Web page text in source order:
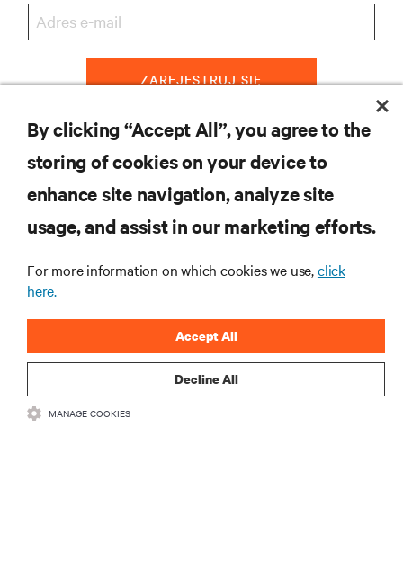
ZAREJESTRUJ SIĘ
WSPARCIE
O NAS
DOŁĄCZ DO NAS
By clicking “Accept All”, you agree to the
storing of cookies on your device to
enhance site navigation, analyze site
usage, and assist in our marketing efforts.
For more information on which cookies we use,click
here.
Decline All
Accept All
MANAGE COOKIES